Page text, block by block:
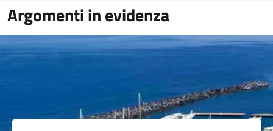
Argomenti in evidenza